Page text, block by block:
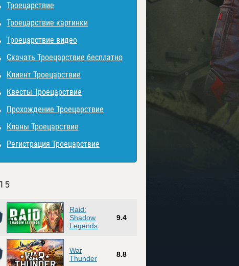
Троецарствие
Троецарствие картинки
Троецарствие видео
Скачать Троецарствие бесплатно
Клиент Троецарствие
Квесты Троецарствие
Прохождение Троецарствие
Кланы Троецарствие
Регистрация Троецарствие
5
Raid:
Shadow
Legends
9.4
War
Thunder
8.8